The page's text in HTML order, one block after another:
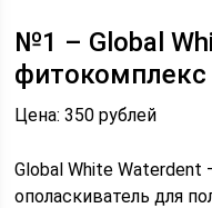
№1 – Global
фитокомплекс
Цена: 350 рублей
Global White Waterdent
ополаскиватель для